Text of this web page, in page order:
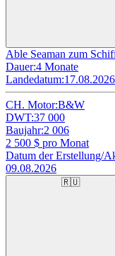
Able Seaman zum
Dauer:4 Monate
Landedatum:17.08.2026
CH. Motor:B&W
DWT:37 000
Baujahr:2 006
2 500 $ pro Monat
Datum der Erstellung/
09.08.2026
🇷🇺